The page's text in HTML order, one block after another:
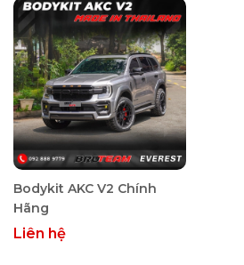
Bodykit AKC V2 Chính
Hãng
Liên hệ